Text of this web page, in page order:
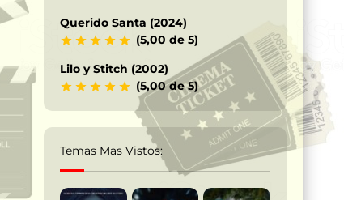
Querido Santa (2024)
(5,00 de 5)
Lilo y Stitch (2002)
(5,00 de 5)
Temas Mas Vistos: